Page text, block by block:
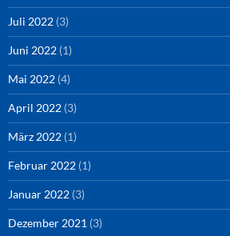
Juli 2022 (3)
Juni 2022 (1)
Mai 2022 (4)
April 2022 (3)
März 2022 (1)
Februar 2022 (1)
Januar 2022 (3)
Dezember 2021 (3)